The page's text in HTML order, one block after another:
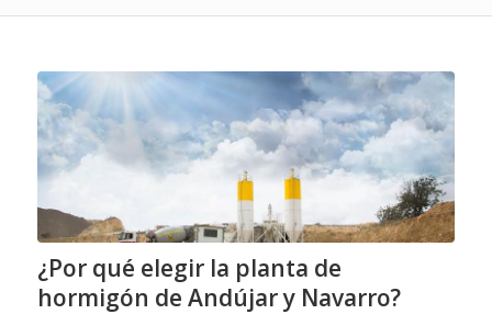
¿Por qué elegir la planta de
hormigón de Andújar y Navarro?